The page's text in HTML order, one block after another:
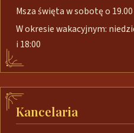
Msza święta w sobotę o
W okresie wakacyjnym:
i 18:00
Kancelaria